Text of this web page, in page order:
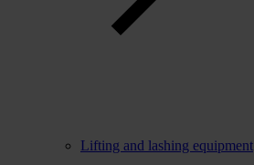
Lifting and lashing equipment